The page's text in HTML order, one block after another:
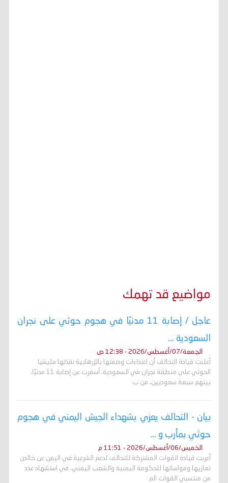
مواضيع قد تهمك
عاجل / إصابة 11 مدنيًا في هجوم حوثي على نجران
السعودية ...
الجمعة/07/أغسطس/2026 - 12:38 ص
أعلنت قيادة التحالف أن اعتداءات وصفتها بالإرهابية نفذتها مليشيا
الحوثي على منطقة نجران في السعودية، أسفرت عن إصابة 11 مدنيًا،
بينهم سبعة سعوديين، من ب
بيان - التحالف يعزي بشهداء الجيش اليمني في هجوم
حوثي بمأرب و ...
الخميس/06/أغسطس/2026 - 11:51 م
أعربت قيادة القوات المشتركة للتحالف لدعم الشرعية في اليمن عن خالص
تعازيها ومواساتها للحكومة اليمنية والشعب اليمني، في استشهاد عدد
من منتسبي القوات الم